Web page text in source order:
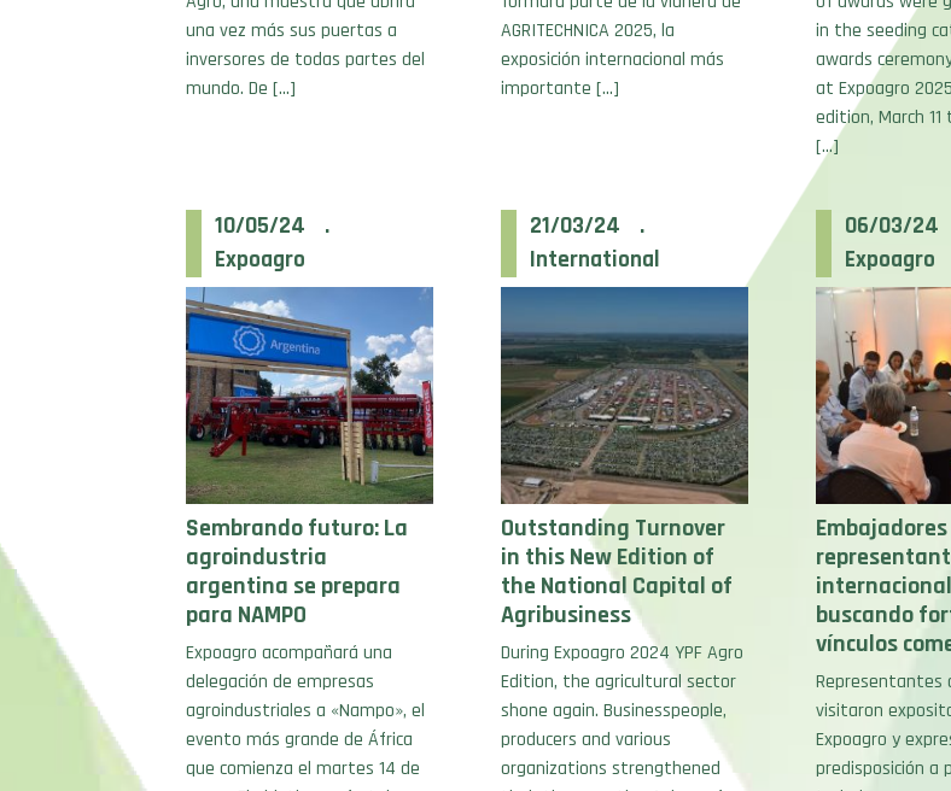
una vez más sus puertas a
inversores de todas partes del
mundo. De […]
AGRITECHNICA 2025, la
exposición internacional más
importante […]
in the seeding
awards
at Expoagro
edition, March 11
[…]
10/05/24 .
Expoagro
Sembrando futuro: La
agroindustria
argentina se prepara
para NAMPO
Expoagro acompañará una
delegación de empresas
agroindustriales a «Nampo», el
evento más grande de África
que comienza el martes 14 de
21/03/24 .
International
Outstanding Turnover
in this New Edition of
the National Capital of
Agribusiness
During Expoagro 2024 YPF Agro
Edition, the agricultural sector
shone again. Businesspeople,
producers and various
organizations strengthened
06/03/
Expoagro
buscando
vínculos
Representantes
visitaron
Expoagro y
predisposición a